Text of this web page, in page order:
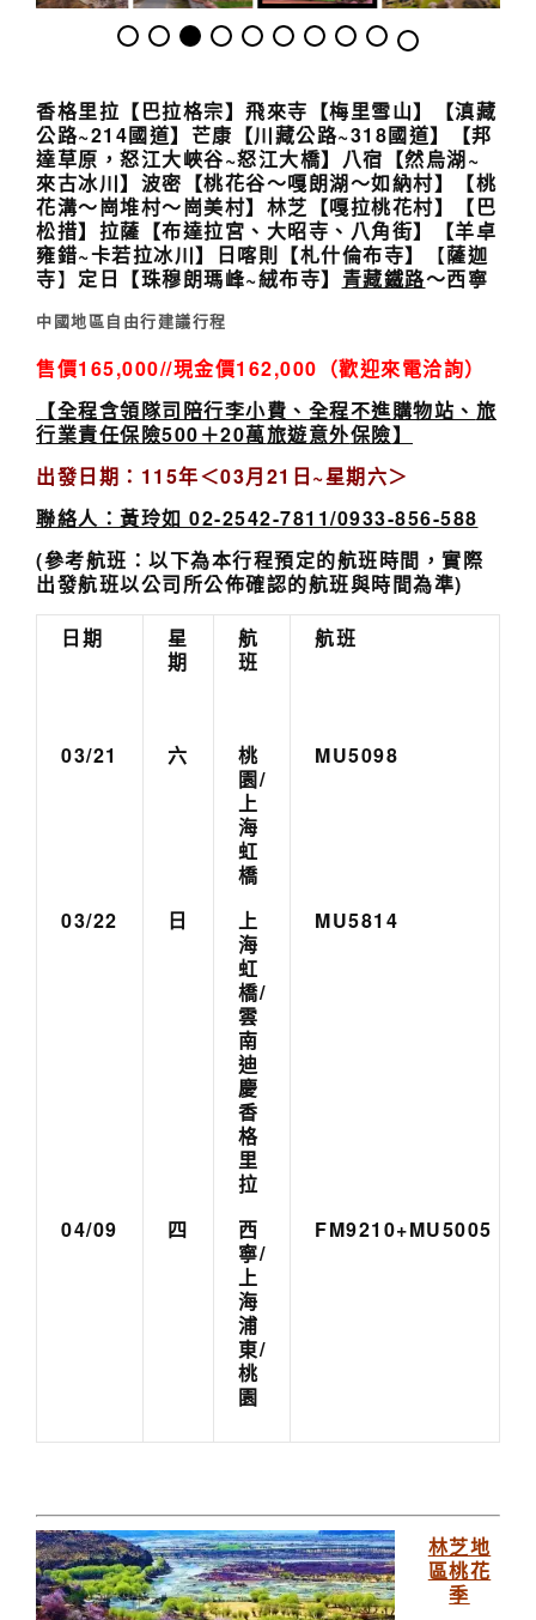
香格里拉【巴拉格宗】 飛來寺【梅里雪山】【滇藏
公路~214國道】 芒康【川藏公路~318國道】
【邦
達草原， 怒江大峽谷~怒江大橋】八宿 【然烏湖~
來古冰川】波密【桃花谷～嘎朗湖～如納村】【桃
花溝～崗堆村～崗美村】 林芝 【嘎拉桃花村】
【巴
松措】拉薩【布達拉宮、大昭寺、 八角街】
【羊卓
雍錯~卡若拉冰川】日喀則【札什倫布寺】 【薩迦
寺】 定日 【珠穆朗瑪峰~絨布寺】 青藏鐵路～西寧
中國地區自由行建議行程
售價165,000//現金價162,000（歡迎來電洽詢）
【全程含領隊司陪行李小費、全程不進購物站、 旅
行業責任保險500＋20萬旅遊意外保險】
出發日期：115年＜03月21 日~星期六＞
聯絡人：黃玲如 02-2542-7811/0933-856-588
(參考航班： 以下為本行程預定的航班時間，實際
出發航班以公司所公佈確認的航班與時間為準)
日期
星
期
航
班
航班
03/21 六
桃
園/
上
海
虹
橋
MU5098
03/22 日
上
海
虹
橋/
雲
南
迪
慶
香
格
里
拉
MU5814
04/09 四
西
寧/
上
海
浦
東/
桃
園
FM9210+MU5005
林芝地
區桃花
季